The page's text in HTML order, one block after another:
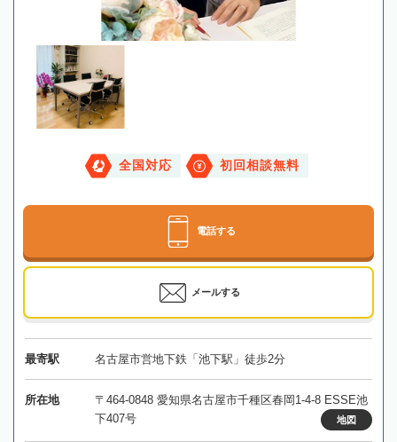
全国対応 初回相談無料
電話する
メールする
最寄駅 名古屋市営地下鉄「池下駅」徒歩2分
所在地
〒464-0848 愛知県名古屋市千種区春岡1-4-8 ESSE池
下407号
地図